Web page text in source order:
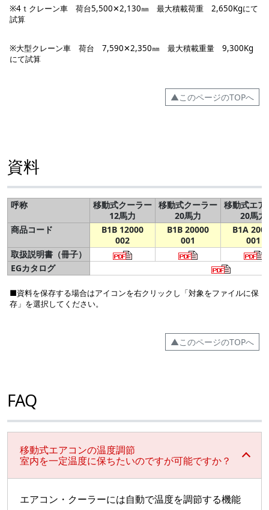
※4ｔクレーン車 荷台5,500✕2,130㎜ 最大積載荷重 2,650Kgにて
試算
※大型クレーン車 荷台 7,590✕2,350㎜ 最大積載重量 9,300Kg
にて試算
▲このページのTOPへ
資料
呼称
移動式クーラー
12馬力
移動式クーラー
20馬力
移動式エア
20馬力
商品コード
B1B 12000
002
B1B 20000
001
B1A
001
取扱説明書（冊子）
EGカタログ
■資料を保存する場合はアイコンを右クリックし「対象をファイルに保
存」を選択してください。
▲このページのTOPへ
FAQ
移動式エアコンの温度調節
室内を一定温度に保ちたいのですが可能ですか？
エアコン・クーラーには自動で温度を調節する機能